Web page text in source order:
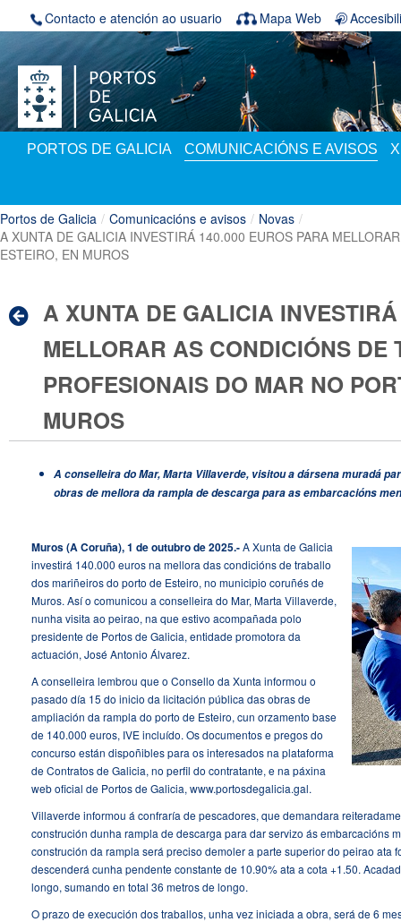
Volver ao contido
Contacto e atención ao usuario Mapa Web
PORTOS DE GALICIA COMUNICACIÓNS E AVISOS
Portos de Galicia / Comunicacións e avisos / Novas /
A XUNTA DE GALICIA INVESTIRÁ 140.000 EUROS PARA
ESTEIRO, EN MUROS
A XUNTA DE GALICIA
MELLORAR AS CONDICIÓNS DE
PROFESIONAIS DO MAR NO
MUROS
A conselleira do Mar, Marta Villaverde, visitou a dársena muradá
obras de mellora da rampla de descarga para as embarcacións
Muros (A Coruña), 1 de outubro de 2025.-A Xunta de Galicia
investirá 140.000 euros na mellora das condicións de traballo
dos mariñeiros do porto de Esteiro, no municipio coruñés de
Muros. Así o comunicou a conselleira do Mar, Marta Villaverde,
nunha visita ao peirao, na que estivo acompañada polo
presidente de Portos de Galicia, entidade promotora da
actuación, José Antonio Álvarez.
A conselleira lembrou que o Consello da Xunta informou o
pasado día 15 do inicio da licitación pública das obras de
ampliación da rampla do porto de Esteiro, cun orzamento base
de 140.000 euros, IVE incluído. Os documentos e pregos do
concurso están dispoñibles para os interesados na plataforma
de Contratos de Galicia, no perfil do contratante, e na páxina
web oficial de Portos de Galicia, www.portosdegalicia.gal.
Villaverde informou á confraría de pescadores, que demandara
construción dunha rampla de descarga para dar servizo ás embarcacións
construción da rampla será preciso demoler a parte superior do peirao ata
descenderá cunha pendente constante de 10.90% ata a cota +1.50.
longo, sumando en total 36 metros de longo.
O prazo de execución dos traballos, unha vez iniciada a obra, será de 6